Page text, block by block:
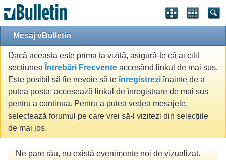
Mesaj vBulletin
Dacă aceasta este prima ta vizită, asigură-te că ai citit
secțiunea Întrebări Frecvente accesând linkul de mai sus.
Este posibil să fie nevoie să teînregistreziînainte de a
putea posta: accesează linkul de înregistrare de mai sus
pentru a continua. Pentru a putea vedea mesajele,
selectează forumul pe care vrei să-l vizitezi din selecțiile
de mai jos.
Ne pare rău, nu există evenimente noi de vizualizat.